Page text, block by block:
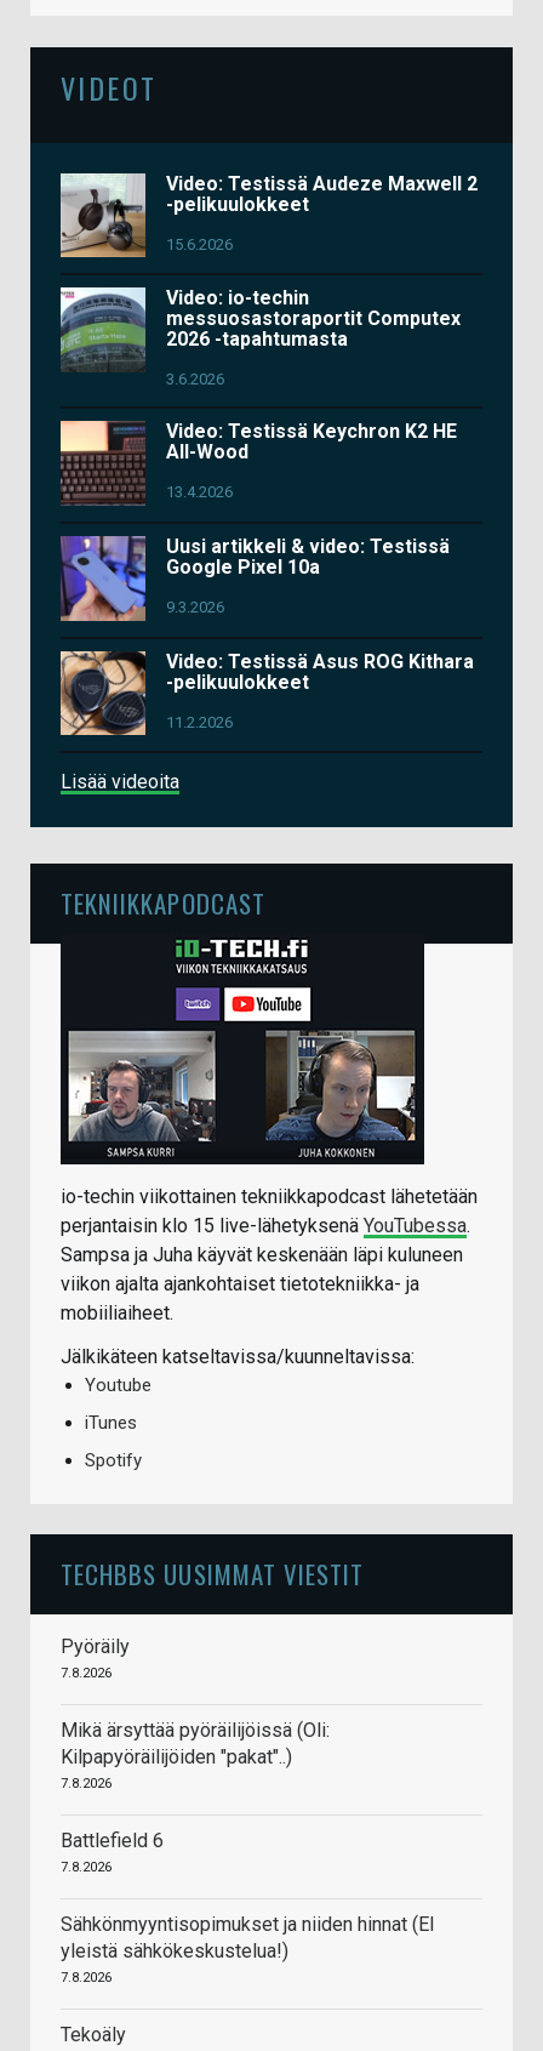
VIDEOT
Video: Testissä Audeze Maxwell 2
-pelikuulokkeet
15.6.2026
Video: io-techin
messuosastoraportit Computex
2026 -tapahtumasta
3.6.2026
Video: Testissä Keychron K2 HE
All-Wood
13.4.2026
Uusi artikkeli & video: Testissä
Google Pixel 10a
9.3.2026
Video: Testissä Asus ROG Kithara
-pelikuulokkeet
11.2.2026
Lisää videoita
TEKNIIKKAPODCAST
io-techin viikottainen tekniikkapodcast lähetetään
perjantaisin klo 15 live-lähetyksenä YouTubessa.
Sampsa ja Juha käyvät keskenään läpi kuluneen
viikon ajalta ajankohtaiset tietotekniikka- ja
mobiiliaiheet.
Jälkikäteen katseltavissa/kuunneltavissa:
Youtube
iTunes
Spotify
TECHBBS UUSIMMAT VIESTIT
Pyöräily
7.8.2026
Mikä ärsyttää pyöräilijöissä (Oli:
Kilpapyöräilijöiden "pakat"..)
7.8.2026
Battlefield 6
7.8.2026
Sähkönmyyntisopimukset ja niiden hinnat (EI
yleistä sähkökeskustelua!)
7.8.2026
Tekoäly